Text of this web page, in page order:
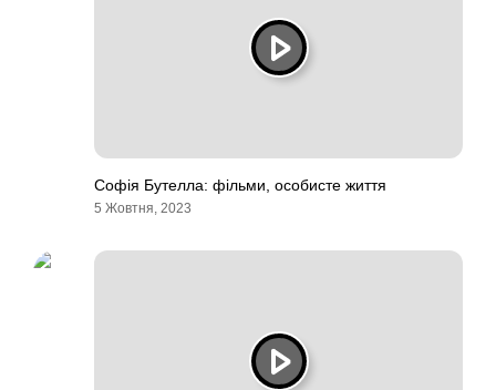
Софія Бутелла: фільми, особисте життя
5 Жовтня, 2023